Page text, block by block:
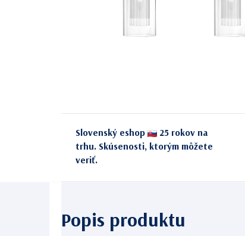
Slovenský eshop
25 rokov na
trhu. Skúsenosti, ktorým môžete
veriť.